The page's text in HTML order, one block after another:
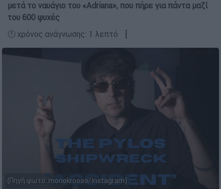
μετά το ναυάγιο του «Adriana», που πήρε για πάντα μαζί
του 600 ψυχές
🕛 χρόνος ανάγνωσης: 1 λεπτό ┋
(Πηγή φωτο: monokrooso/Instagram)